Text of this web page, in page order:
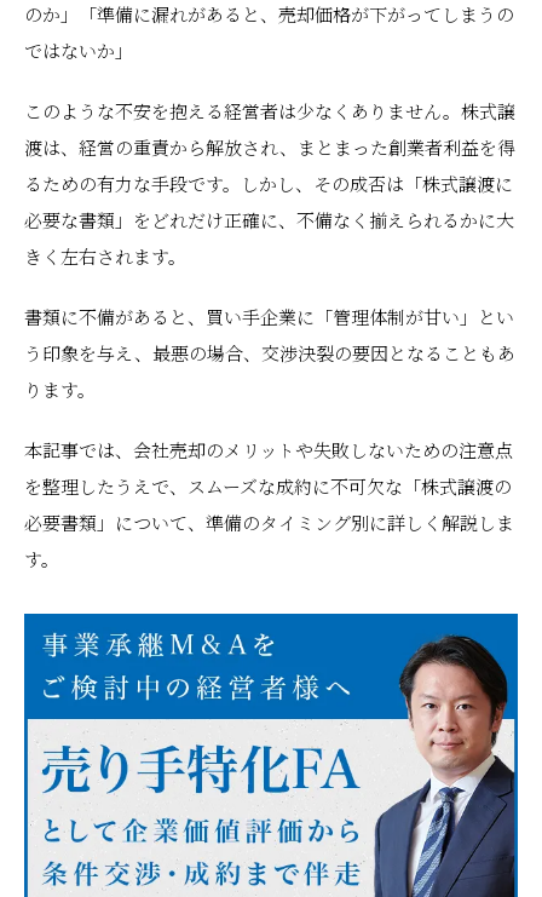
のか」「準備に漏れがあると、売却価格が下がってしまうの
ではないか」
このような不安を抱える経営者は少なくありません。株式譲
渡は、経営の重責から解放され、まとまった創業者利益を得
るための有力な手段です。しかし、その成否は「株式譲渡に
必要な書類」をどれだけ正確に、不備なく揃えられるかに大
きく左右されます。
書類に不備があると、買い手企業に「管理体制が甘い」とい
う印象を与え、最悪の場合、交渉決裂の要因となることもあ
ります。
本記事では、会社売却のメリットや失敗しないための注意点
を整理したうえで、スムーズな成約に不可欠な「株式譲渡の
必要書類」について、準備のタイミング別に詳しく解説しま
す。